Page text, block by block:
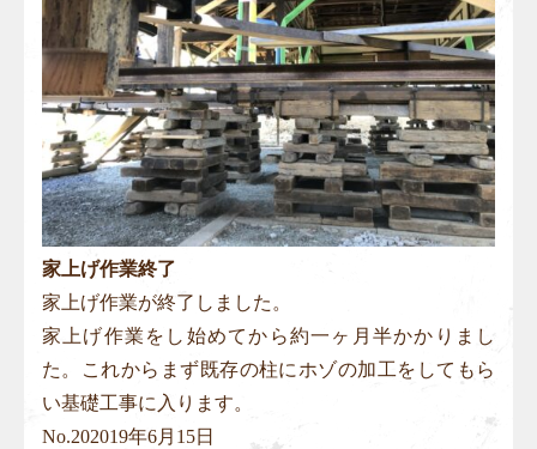
家上げ作業終了
家上げ作業が終了しました。
家上げ作業をし始めてから約一ヶ月半かかりまし
た。これからまず既存の柱にホゾの加工をしてもら
い基礎工事に入ります。
No.202019年6月15日